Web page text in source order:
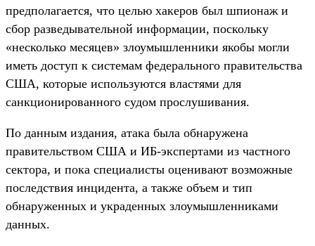
предполагается, что целью хакеров был шпионаж и
сбор разведывательной информации, поскольку
«несколько месяцев» злоумышленники якобы могли
иметь доступ к системам федерального правительства
США, которые используются властями для
санкционированного судом прослушивания.
По данным издания, атака была обнаружена
правительством США и ИБ-экспертами из частного
сектора, и пока специалисты оценивают возможные
последствия инцидента, а также объем и тип
обнаруженных и украденных злоумышленниками
данных.